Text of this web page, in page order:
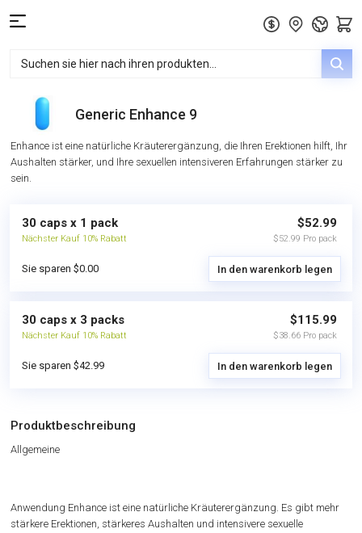
Generic Enhance 9
Enhance ist eine natürliche Kräuterergänzung, die Ihren Erektionen hilft, Ihr
Aushalten stärker, und Ihre sexuellen intensiveren Erfahrungen stärker zu
sein.
30 caps x 1 pack
Nächster Kauf 10% Rabatt
$52.99
$52.99 Pro pack
Sie sparen $0.00 In den warenkorb legen
30 caps x 3 packs
Nächster Kauf 10% Rabatt
$115.99
$38.66 Pro pack
Sie sparen $42.99 In den warenkorb legen
Produktbeschreibung
Allgemeine
Anwendung Enhance ist eine natürliche Kräuterergänzung. Es gibt mehr
stärkere Erektionen, stärkeres Aushalten und intensivere sexuelle